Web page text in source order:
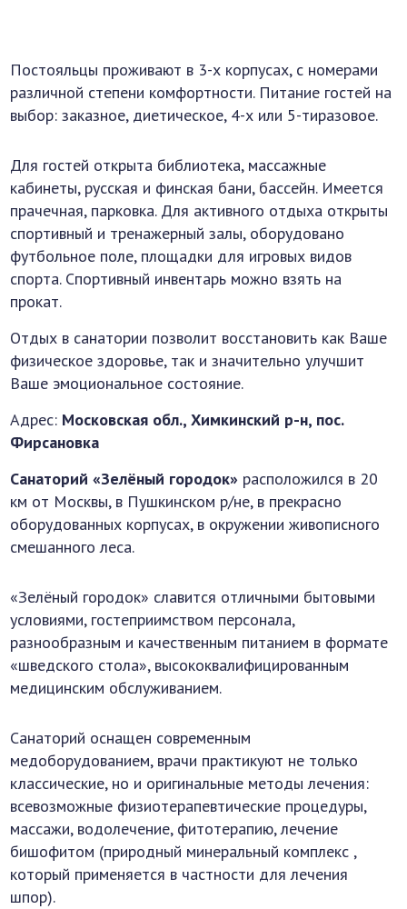
Постояльцы проживают в 3-х корпусах, с номерами
различной степени комфортности. Питание гостей на
выбор: заказное, диетическое, 4-х или 5-тиразовое.
Для гостей открыта библиотека, массажные
кабинеты, русская и финская бани, бассейн. Имеется
прачечная, парковка. Для активного отдыха открыты
спортивный и тренажерный залы, оборудовано
футбольное поле, площадки для игровых видов
спорта. Спортивный инвентарь можно взять на
прокат.
Отдых в санатории позволит восстановить как Ваше
физическое здоровье, так и значительно улучшит
Ваше эмоциональное состояние.
Адрес: Московская обл., Химкинский р-н, пос.
Фирсановка
Санаторий «Зелёный городок» расположился в 20
км от Москвы, в Пушкинском р/не, в прекрасно
оборудованных корпусах, в окружении живописного
смешанного леса.
«Зелёный городок» славится отличными бытовыми
условиями, гостеприимством персонала,
разнообразным и качественным питанием в формате
«шведского стола», высококвалифицированным
медицинским обслуживанием.
Санаторий оснащен современным
медоборудованием, врачи практикуют не только
классические, но и оригинальные методы лечения:
всевозможные физиотерапевтические процедуры,
массажи, водолечение, фитотерапию, лечение
бишофитом (природный минеральный комплекс ,
который применяется в частности для лечения
шпор).